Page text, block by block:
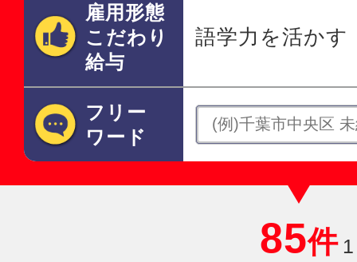
雇用形態
こだわり
給与
語学力を活かす
フリー
ワード
85件